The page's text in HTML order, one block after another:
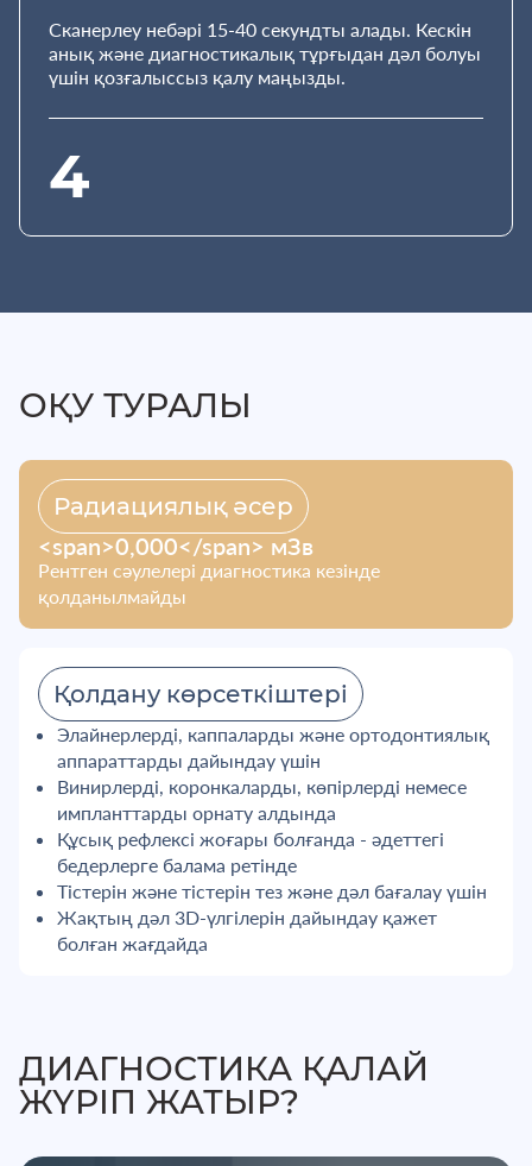
Сканерлеу небәрі 15-40 секундты алады. Кескін
анық және диагностикалық тұрғыдан дәл болуы
үшін қозғалыссыз қалу маңызды.
4
ОҚУ ТУРАЛЫ
Радиациялық әсер
<span>0,000</span> мЗв
Рентген сәулелері диагностика кезінде
қолданылмайды
Қолдану көрсеткіштері
Элайнерлерді, каппаларды және ортодонтиялық
аппараттарды дайындау үшін
Винирлерді, коронкаларды, көпірлерді немесе
импланттарды орнату алдында
Құсық рефлексі жоғары болғанда - әдеттегі
бедерлерге балама ретінде
Тістерін және тістерін тез және дәл бағалау үшін
Жақтың дәл 3D-үлгілерін дайындау қажет
болған жағдайда
ДИАГНОСТИКА ҚАЛАЙ
ЖҮРІП ЖАТЫР?